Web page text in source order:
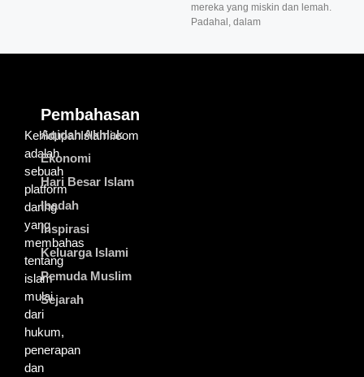
mereka yang miskin dan lemah.
Padahal, dalam
KehidupanIslami.com
adalah
sebuah
platform
daring
yang
membahas
tentang
islam
mulai
dari
hukum,
penerapan
dan
Pembahasan
Aqidah Akhlak
Ekonomi
Hari Besar Islam
Ibadah
Inspirasi
Keluarga Islami
Pemuda Muslim
Sejarah